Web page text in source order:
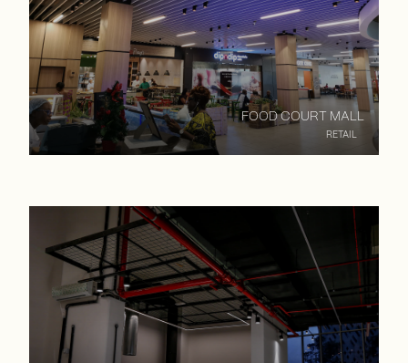
FOOD COURT MALL
RETAIL